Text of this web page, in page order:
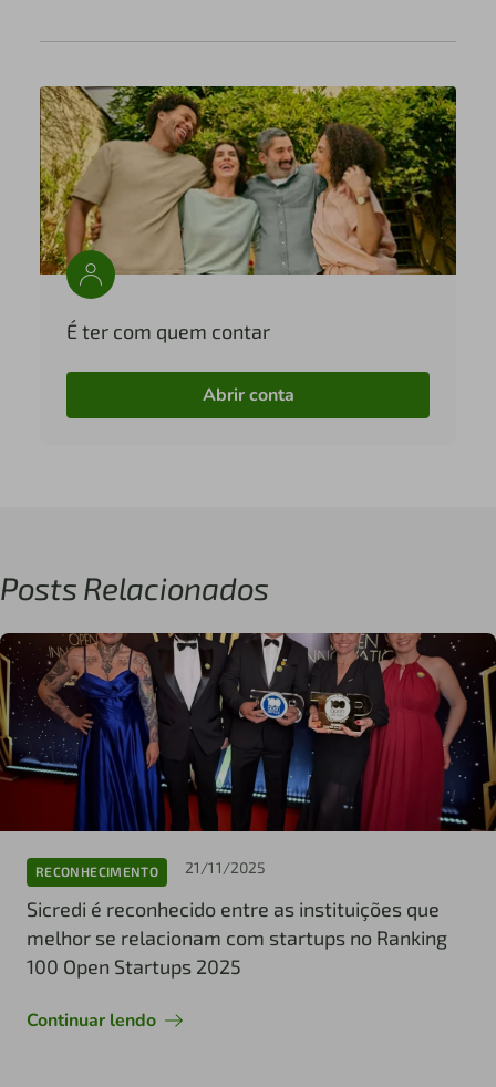
É ter com quem contar
Abrir conta
Posts Relacionados
RECONHECIMENTO 21/11/2025
Sicredi é reconhecido entre as instituições que
melhor se relacionam com startups no Ranking
100 Open Startups 2025
Continuar lendo